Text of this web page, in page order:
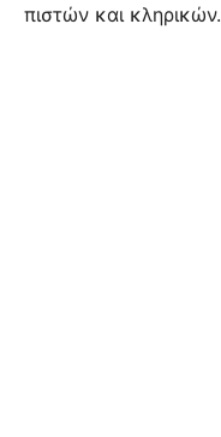
πιστών και κληρικών.